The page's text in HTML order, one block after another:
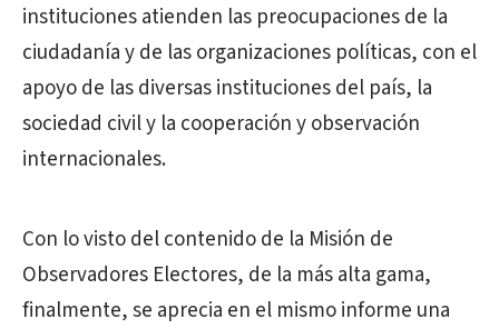
instituciones atienden las preocupaciones de la
ciudadanía y de las organizaciones políticas, con el
apoyo de las diversas instituciones del país, la
sociedad civil y la cooperación y observación
internacionales.
Con lo visto del contenido de la Misión de
Observadores Electores, de la más alta gama,
finalmente, se aprecia en el mismo informe una